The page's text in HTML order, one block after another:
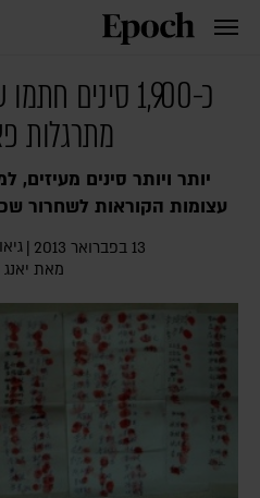
כ-1,900
מתרגלות
יותר ויותר סינים
עצומות הקוראות לשחרור
13 בפברואר 2013 |
מאת